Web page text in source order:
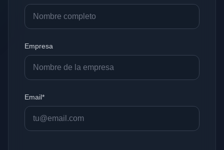
Empresa
Email*